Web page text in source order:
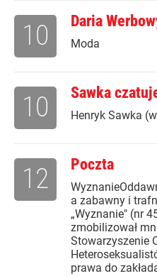
Daria
Moda
10
Sawka
Henryk Sawka
10
Poczta
a zabawny i
„Wyznanie" (nr
zmobilizował
Stowarzyszenie
prawa do
12